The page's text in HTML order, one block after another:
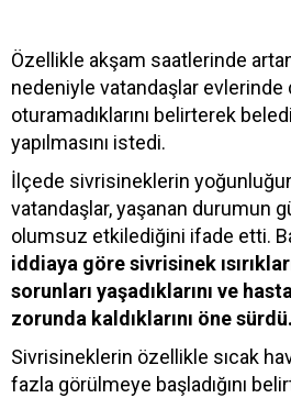
Özellikle akşam saatlerinde
nedeniyle vatandaşlar evlerinde
oturamadıklarını belirterek
yapılmasını istedi.
İlçede sivrisineklerin
vatandaşlar, yaşanan durumun
olumsuz etkilediğini ifade etti.
iddiaya göre sivrisinek
sorunları yaşadıklarını ve
zorunda kaldıklarını öne sürdü.
Sivrisineklerin özellikle sıcak
fazla görülmeye başladığını